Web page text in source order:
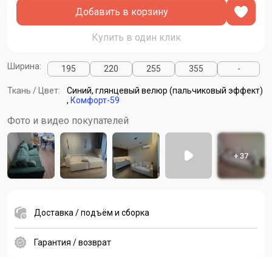
Ширина: 195 220 255 355 -
Ткань / Цвет:
Синий, глянцевый велюр (пальчиковый эффект)
, Комфорт-59
Фото и видео покупателей
+ 37
Доставка / подъём и сборка
Гарантия / возврат
Добавить в корзину
Купить в один клик